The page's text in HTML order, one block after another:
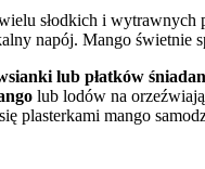
słodkich i
napój. Mango świetnie
lub płatków
lub lodów na
plasterkami mango